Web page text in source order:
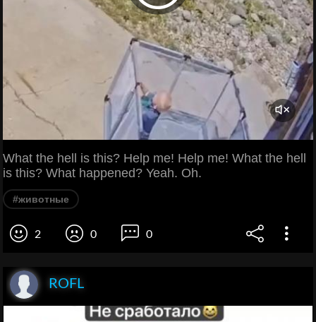
What the hell is this? Help me! Help me! What the hell
is this? What happened? Yeah. Oh.
#животные
2 0 0
ROFL